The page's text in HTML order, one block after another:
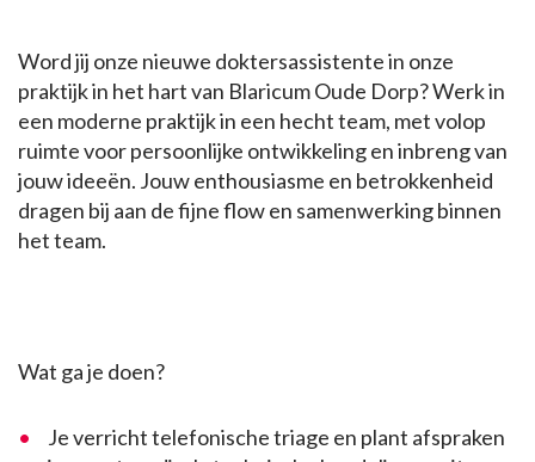
Word jij onze nieuwe doktersassistente in onze
praktijk in het hart van Blaricum Oude Dorp? Werk in
een moderne praktijk in een hecht team, met volop
ruimte voor persoonlijke ontwikkeling en inbreng van
jouw ideeën. Jouw enthousiasme en betrokkenheid
dragen bij aan de fijne flow en samenwerking binnen
het team.
Wat ga je doen?
Je verricht telefonische triage en plant afspraken